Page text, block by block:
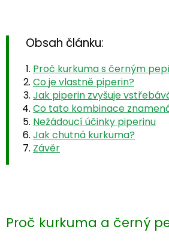
Obsah článku:
Proč kurkuma s černým
Co je vlastně piperin?
Jak piperin zvyšuje
Co tato kombinace
Nežádoucí účinky piperinu
Jak chutná kurkuma?
Závěr
Proč kurkuma a černý